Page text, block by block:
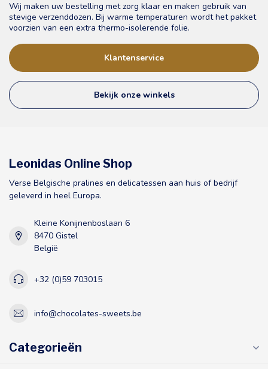
Wij maken uw bestelling met zorg klaar en maken gebruik van
stevige verzenddozen. Bij warme temperaturen wordt het pakket
voorzien van een extra thermo-isolerende folie.
Klantenservice
Bekijk onze winkels
Leonidas Online Shop
Verse Belgische pralines en delicatessen aan huis of bedrijf
geleverd in heel Europa.
Kleine Konijnenboslaan 6
8470 Gistel
België
+32 (0)59 703015
info@chocolates-sweets.be
Categorieën